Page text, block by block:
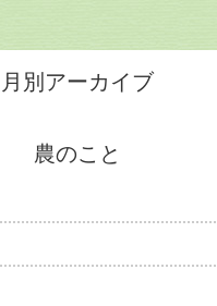
月別アーカイブ
農のこと